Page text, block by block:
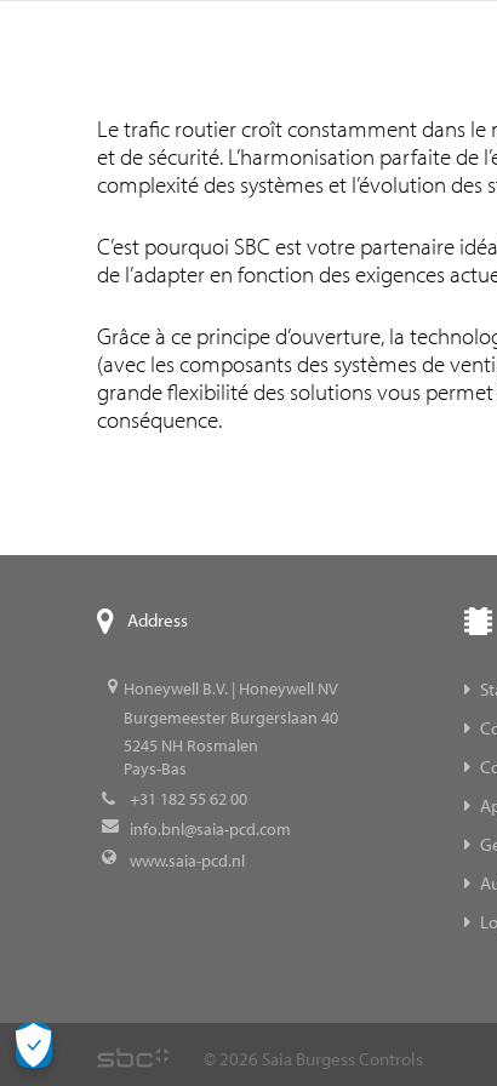
Le trafic routier croît constamment dans le
et de sécurité. L’harmonisation parfaite de
complexité des systèmes et l’évolution
C’est pourquoi SBC est votre partenaire
de l’adapter en fonction des exigences
Grâce à ce principe d’ouverture, la
(avec les composants des systèmes de
grande flexibilité des solutions vous
conséquence.
Address
Honeywell B.V. | Honeywell NV
Burgemeester Burgerslaan 40
5245 NH Rosmalen
Pays-Bas
+31 182 55 62 00
info.bnl@saia-pcd.com
www.saia-pcd.nl
© 2026 Saia Burgess Controls